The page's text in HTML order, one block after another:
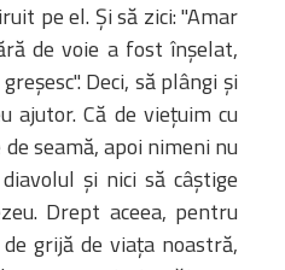
pe el. Şi să zici: "Amar
de voie a fost înşelat,
Deci, să plângi şi
ajutor. Că de vieţuim cu
seamă, apoi nimeni nu
şi nici să câştige
Drept aceea, pentru
grijă de viaţa noastră,